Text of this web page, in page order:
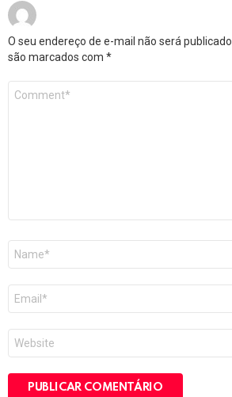
O seu endereço de e-mail não será publicado.
são marcados com *
mail
*